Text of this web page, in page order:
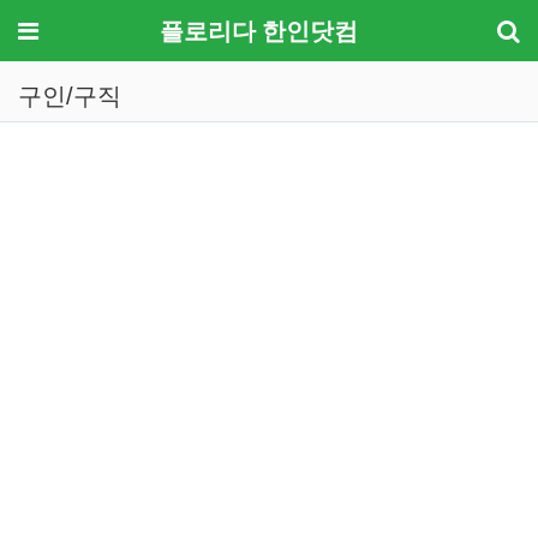
메뉴 플로리다 한인닷컴
구인/구직